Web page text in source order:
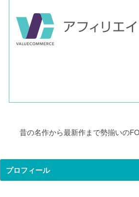
昔の名作から最新作まで勢揃いの
プロフィール